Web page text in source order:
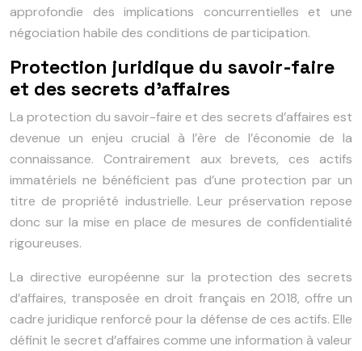
approfondie des implications concurrentielles et une
négociation habile des conditions de participation.
Protection juridique du savoir-faire
et des secrets d’affaires
La protection du savoir-faire et des secrets d’affaires est
devenue un enjeu crucial à l’ère de l’économie de la
connaissance. Contrairement aux brevets, ces actifs
immatériels ne bénéficient pas d’une protection par un
titre de propriété industrielle. Leur préservation repose
donc sur la mise en place de mesures de confidentialité
rigoureuses.
La directive européenne sur la protection des secrets
d’affaires, transposée en droit français en 2018, offre un
cadre juridique renforcé pour la défense de ces actifs. Elle
définit le secret d’affaires comme une information à valeur